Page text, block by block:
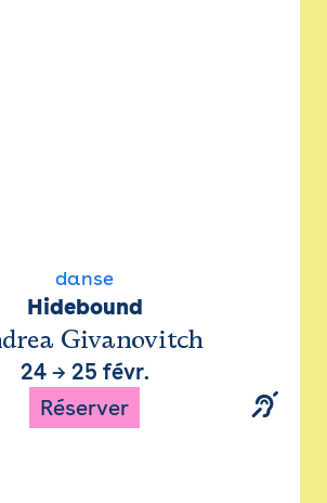
danse
Hidebound
Givanovitch
24→ 25 févr.
Réserver